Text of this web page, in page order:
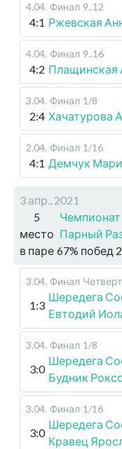
4.04. Финал 9..12
4:1 Ржевская
4.04. Финал 9..16
4:2 Плащинская
3.04. Финал 1/8
2:4 Хачатурова
2.04. Финал 1/16
4:1 Демчук
3 апр., 2021
5
место Парный
в паре 67% побед 2
3.04. Финал
1:3
Шередега
Евтодий
3.04. Финал 1/8
3:0
Шередега
Будник
3.04. Финал 1/16
3:0
Шередега
Кравец